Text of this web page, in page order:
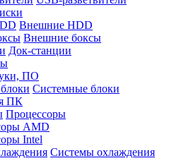
Внешние HDD
Внешние боксы
Док-станции
ПО
Системные блоки
ПК
Процессоры
AMD
Intel
Системы охлаждения